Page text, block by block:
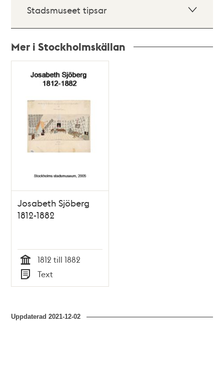
Stadsmuseet tipsar
Mer i Stockholmskällan
poster
teman
Josabeth Sjöberg
1812-1882
Tid
1812 till 1882
Typ
Text
Uppdaterad2021-12-02